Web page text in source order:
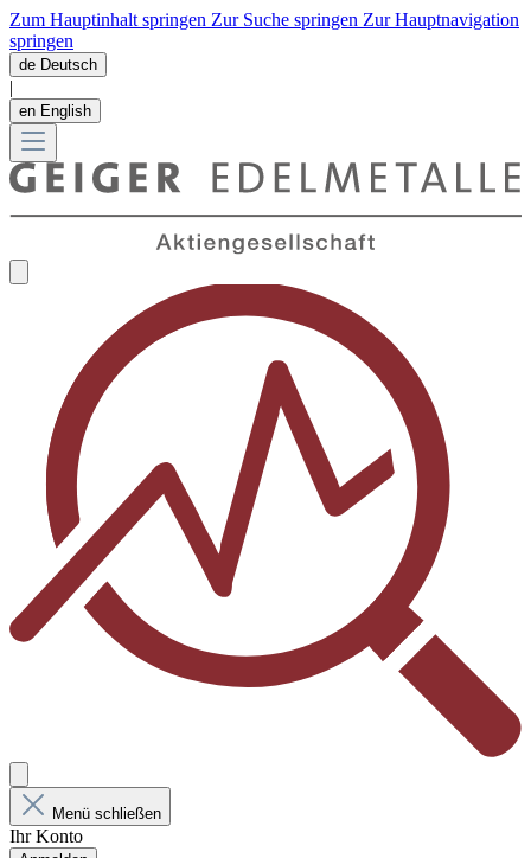
Zum Hauptinhalt springen Zur Suche springen Zur Hauptnavigation
springen
de Deutsch
|
en English
Menü schließen
Ihr Konto